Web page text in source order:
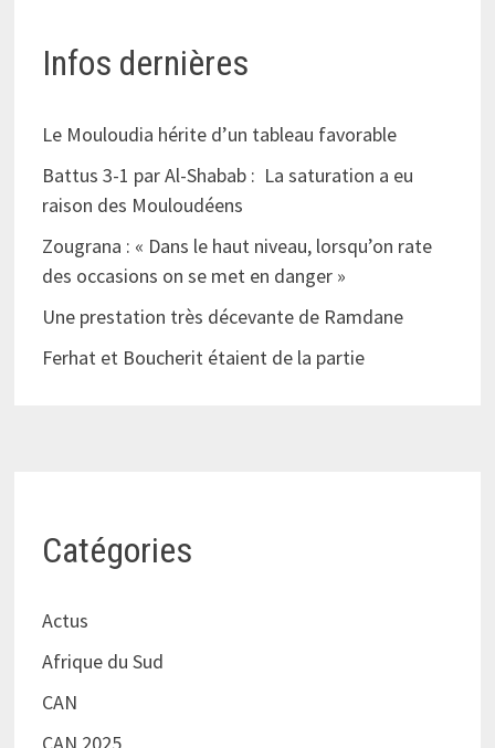
Infos dernières
Le Mouloudia hérite d’un tableau favorable
Battus 3-1 par Al-Shabab : La saturation a eu
raison des Mouloudéens
Zougrana : « Dans le haut niveau, lorsqu’on rate
des occasions on se met en danger »
Une prestation très décevante de Ramdane
Ferhat et Boucherit étaient de la partie
Catégories
Actus
Afrique du Sud
CAN